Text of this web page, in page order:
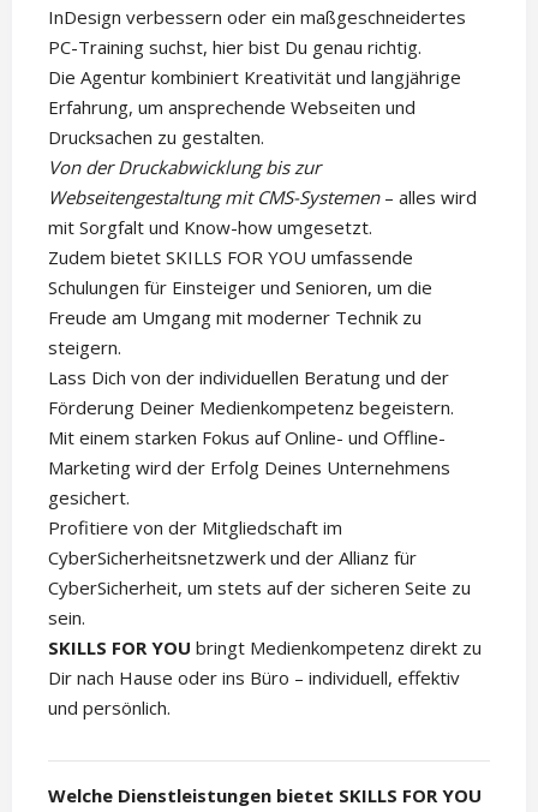
InDesign verbessern oder ein maßgeschneidertes
PC-Training suchst, hier bist Du genau richtig.
Die Agentur kombiniert Kreativität und langjährige
Erfahrung, um ansprechende Webseiten und
Drucksachen zu gestalten.
Von der Druckabwicklung bis zur
Webseitengestaltung mit CMS-Systemen– alles wird
mit Sorgfalt und Know-how umgesetzt.
Zudem bietet SKILLS FOR YOU umfassende
Schulungen für Einsteiger und Senioren, um die
Freude am Umgang mit moderner Technik zu
steigern.
Lass Dich von der individuellen Beratung und der
Förderung Deiner Medienkompetenz begeistern.
Mit einem starken Fokus auf Online- und Offline-
Marketing wird der Erfolg Deines Unternehmens
gesichert.
Profitiere von der Mitgliedschaft im
CyberSicherheitsnetzwerk und der Allianz für
CyberSicherheit, um stets auf der sicheren Seite zu
sein.
SKILLS FOR YOU bringt Medienkompetenz direkt zu
Dir nach Hause oder ins Büro – individuell, effektiv
und persönlich.
Welche Dienstleistungen bietet SKILLS FOR YOU